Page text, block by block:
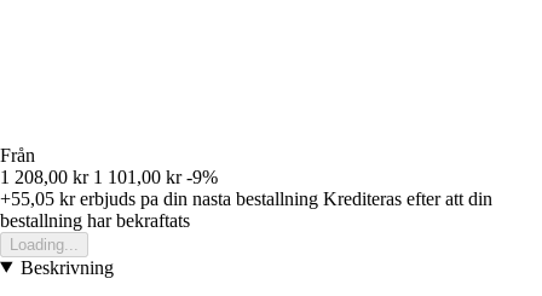
Från
1 208,00 kr 1 101,00 kr -9%
+55,05 krerbjuds pa din nasta bestallning Krediteras efter att din
bestallning har bekraftats
Loading...
Beskrivning